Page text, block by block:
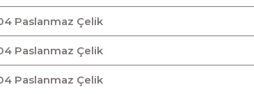
Paslanmaz Çelik
Paslanmaz Çelik
Paslanmaz Çelik